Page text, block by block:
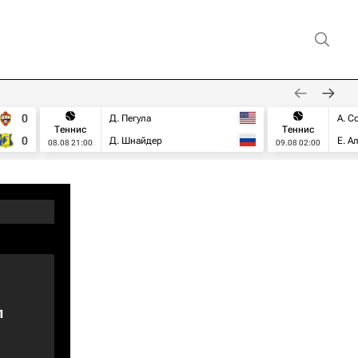
0
0
Теннис
08.08 21:00
Д. Пегула
Д. Шнайдер
Теннис
09.08 02:00
А.
Е.